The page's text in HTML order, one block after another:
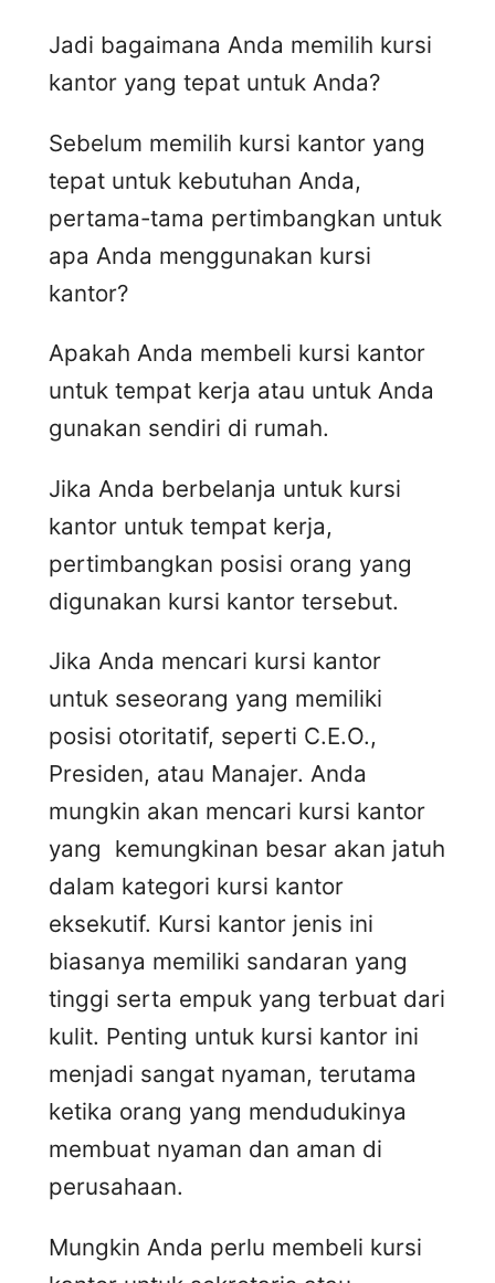
Jadi bagaimana Anda memilih kursi
kantor yang tepat untuk Anda?
Sebelum memilih kursi kantor yang
tepat untuk kebutuhan Anda,
pertama-tama pertimbangkan untuk
apa Anda menggunakan kursi
kantor?
Apakah Anda membeli kursi kantor
untuk tempat kerja atau untuk Anda
gunakan sendiri di rumah.
Jika Anda berbelanja untuk kursi
kantor untuk tempat kerja,
pertimbangkan posisi orang yang
digunakan kursi kantor tersebut.
Jika Anda mencari kursi kantor
untuk seseorang yang memiliki
posisi otoritatif, seperti C.E.O.,
Presiden, atau Manajer. Anda
mungkin akan mencari kursi kantor
yang kemungkinan besar akan jatuh
dalam kategori kursi kantor
eksekutif. Kursi kantor jenis ini
biasanya memiliki sandaran yang
tinggi serta empuk yang terbuat dari
kulit. Penting untuk kursi kantor ini
menjadi sangat nyaman, terutama
ketika orang yang mendudukinya
membuat nyaman dan aman di
perusahaan.
Mungkin Anda perlu membeli kursi